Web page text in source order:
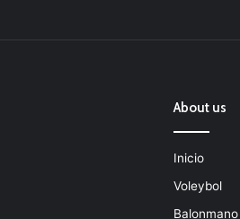
About us
Inicio
Voleybol
Balonmano